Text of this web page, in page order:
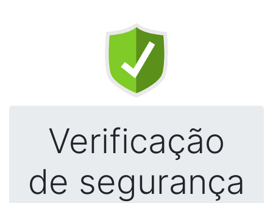
Verificação
de segurança